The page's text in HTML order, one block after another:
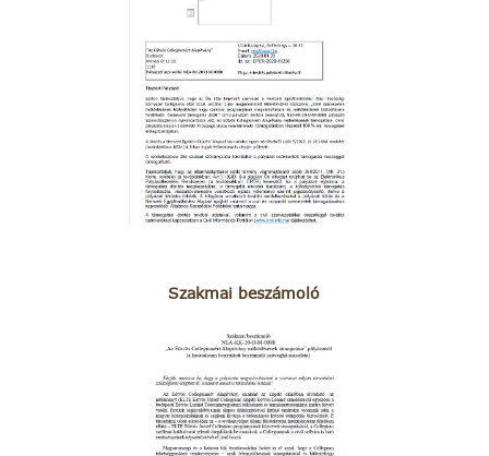
Szakmai beszámoló